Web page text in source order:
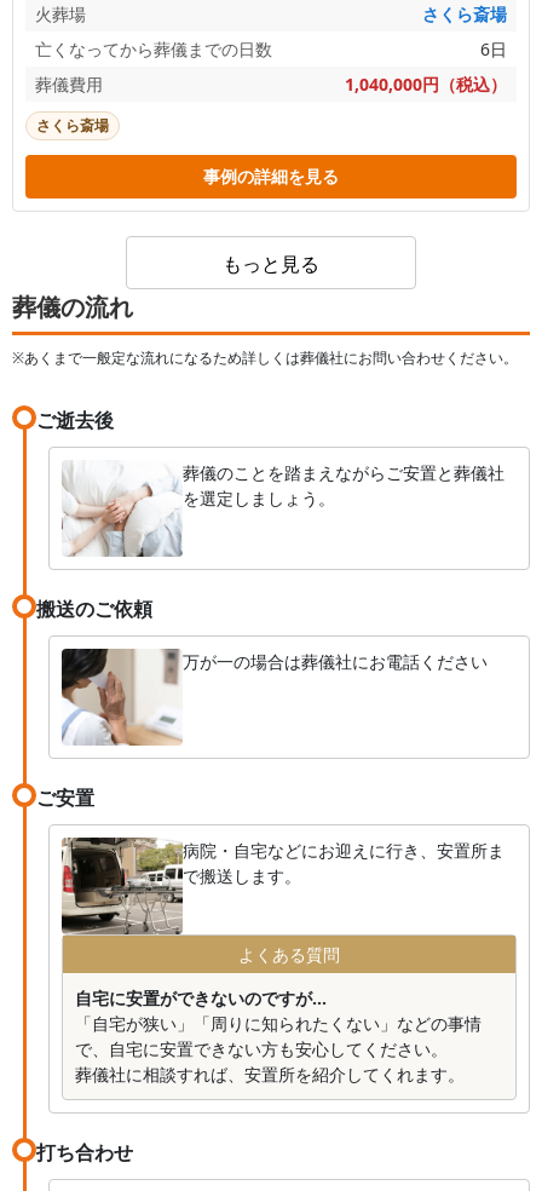
火葬場
さくら斎場
亡くなってから葬儀までの日数
6日
葬儀費用
1,040,000円（税込）
さくら斎場
事例の詳細を見る
もっと見る
葬儀の流れ
※あくまで一般定な流れになるため詳しくは葬儀社にお問い合わせください。
ご逝去後
葬儀のことを踏まえながらご安置と葬儀社
を選定しましょう。
搬送のご依頼
万が一の場合は葬儀社にお電話ください
ご安置
病院・自宅などにお迎えに行き、安置所ま
で搬送します。
よくある質問
自宅に安置ができないのですが...
「自宅が狭い」「周りに知られたくない」などの事情
で、自宅に安置できない方も安心してください。
葬儀社に相談すれば、安置所を紹介してくれます。
打ち合わせ